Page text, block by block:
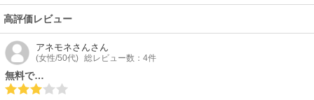
高評価レビュー
アネモネさんさん
(女性/50代) 総レビュー数：4件
無料で…